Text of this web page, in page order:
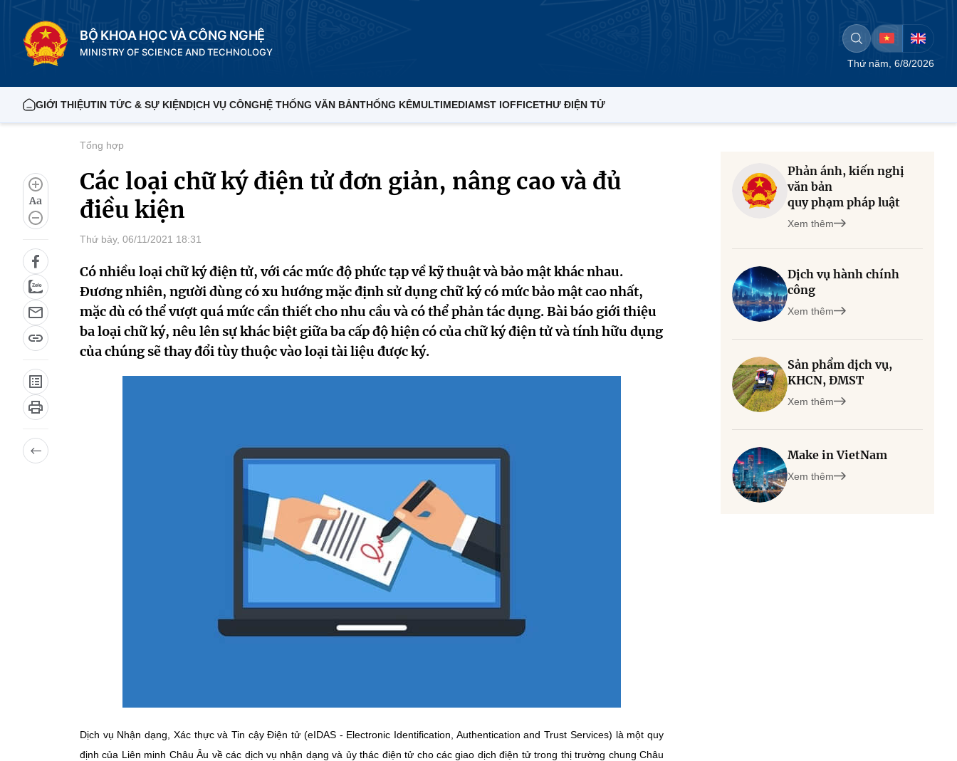
BỘ KHOA HỌC VÀ CÔNG NGHỆ
MINISTRY OF SCIENCE AND TECHNOLOGY
Thứ năm, 6/8/2026
GIỚI THIỆUTIN TỨC & SỰ KIỆNDỊCH VỤ CÔNGHỆ THỐNG VĂN BẢNTHỐNG KÊMULTIMEDIAMST IOFFICETHƯ ĐIỆN TỬ
Aa
Tổng hợp
Các loại chữ ký điện tử đơn giản, nâng cao và đủ
điều kiện
Thứ bảy, 06/11/2021 18:31
Có nhiều loại chữ ký điện tử, với các mức độ phức tạp về kỹ thuật và bảo mật khác nhau.
Đương nhiên, người dùng có xu hướng mặc định sử dụng chữ ký có mức bảo mật cao nhất,
mặc dù có thể vượt quá mức cần thiết cho nhu cầu và có thể phản tác dụng. Bài báo giới thiệu
ba loại chữ ký, nêu lên sự khác biệt giữa ba cấp độ hiện có của chữ ký điện tử và tính hữu dụng
của chúng sẽ thay đổi tùy thuộc vào loại tài liệu được ký.
Dịch vụ Nhận dạng, Xác thực và Tin cậy Điện tử (eIDAS - Electronic Identification, Authentication and Trust Services) là một quy
định của Liên minh Châu Âu về các dịch vụ nhận dạng và ủy thác điện tử cho các giao dịch điện tử trong thị trường chung Châu
Phản ánh, kiến nghị
văn bản
quy phạm pháp luật
Xem thêm
Dịch vụ hành chính
công
Xem thêm
Sản phẩm dịch vụ,
KHCN, ĐMST
Xem thêm
Make in VietNam
Xem thêm